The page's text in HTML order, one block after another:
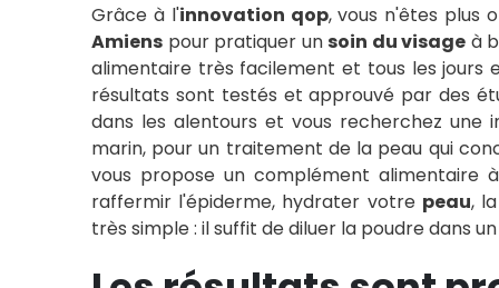
Grâce à l'innovation qop, vous n'êtes plus
Amiens pour pratiquer un soin du visage à
alimentaire très facilement et tous les jours
résultats sont testés et approuvé par des
dans les alentours et vous recherchez
marin, pour un traitement de la peau qui
vous propose un complément alimentaire
raffermir l'épiderme, hydrater votre peau,
très simple : il suffit de diluer la poudre dans